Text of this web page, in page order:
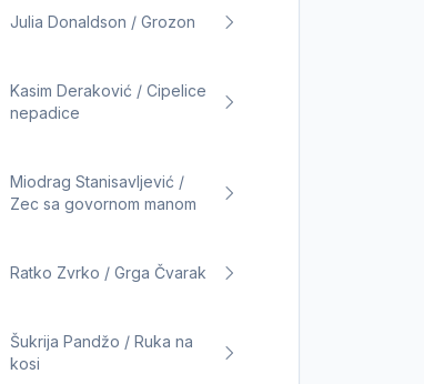
Julia Donaldson / Grozon
Kasim Deraković / Cipelice
nepadice
Miodrag Stanisavljević /
Zec sa govornom manom
Ratko Zvrko / Grga Čvarak
Šukrija Pandžo / Ruka na
kosi